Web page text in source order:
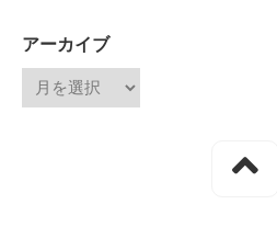
アーカイブ